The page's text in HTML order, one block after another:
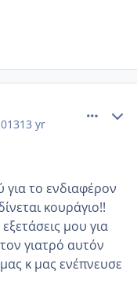
13 yr
το ενδιαφέρον
κουράγιο!!
μου για
γιατρό αυτόν
κ μας ενέπνευσε